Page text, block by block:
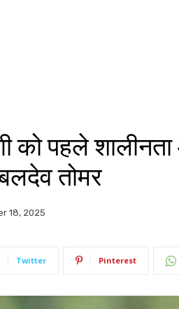
को पहले शालीनता
तोमर
18, 2025
Twitter Pinterest